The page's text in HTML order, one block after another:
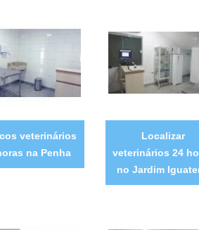
veterinários
na Penha
Localizar
veterinários 24
no Jardim